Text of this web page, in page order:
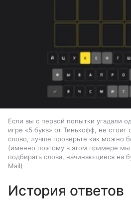
Если вы с первой попытки угадали
игре «5 букв» от Тинькофф, не стоит
слово, лучше проверьте как можно
(именно поэтому в этом примере
подбирать слова, начинающиеся на
Mail
История ответов